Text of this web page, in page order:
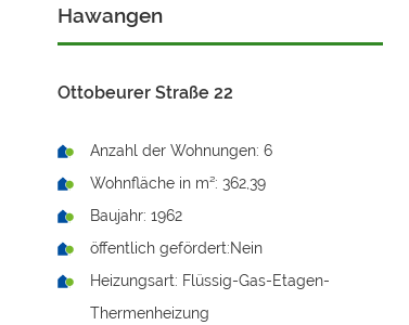
Hawangen
Ottobeurer Straße 22
Anzahl der Wohnungen: 6
Wohnfläche in m²: 362,39
Baujahr: 1962
öffentlich gefördert:Nein
Heizungsart: Flüssig-Gas-Etagen-
Thermenheizung